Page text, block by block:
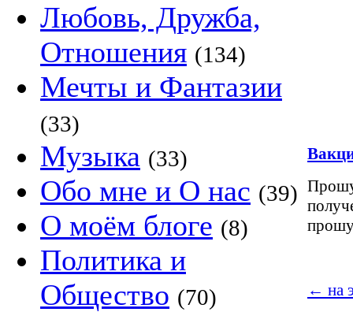
Любовь, Дружба,
Отношения (134)
Мечты и Фантазии
(33)
Музыка (33)
Обо мне и О нас (39)
О моём блоге (8)
Политика и
Общество (70)
Прошу
← на